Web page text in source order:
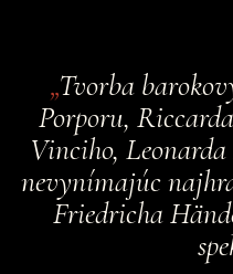
Tvorba
Porporu,
Vinciho,
nevynímajúc
Friedricha